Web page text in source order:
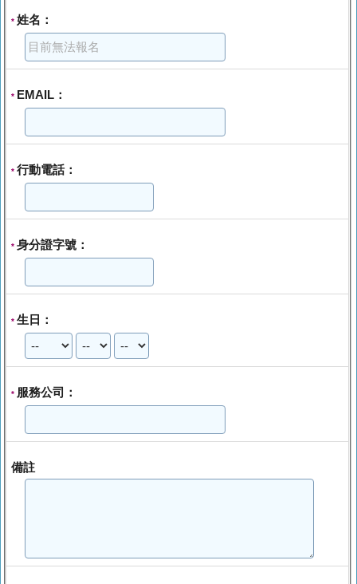
* 姓名：
* EMAIL：
* 行動電話：
* 身分證字號：
* 生日：
* 服務公司：
備註